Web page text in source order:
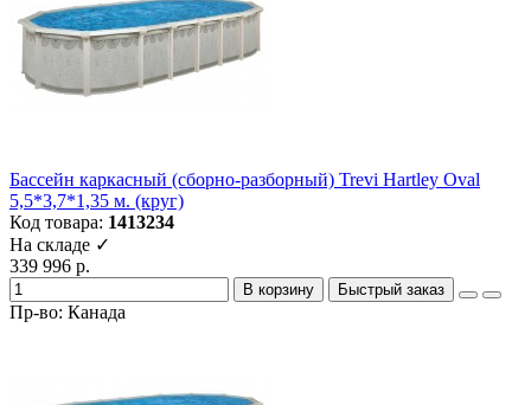
Бассейн каркасный (сборно-разборный) Trevi Hartley Oval
5,5*3,7*1,35 м. (круг)
Код товара: 1413234
На складе ✓
339 996 р.
В корзину Быстрый заказ
Пр-во: Канада